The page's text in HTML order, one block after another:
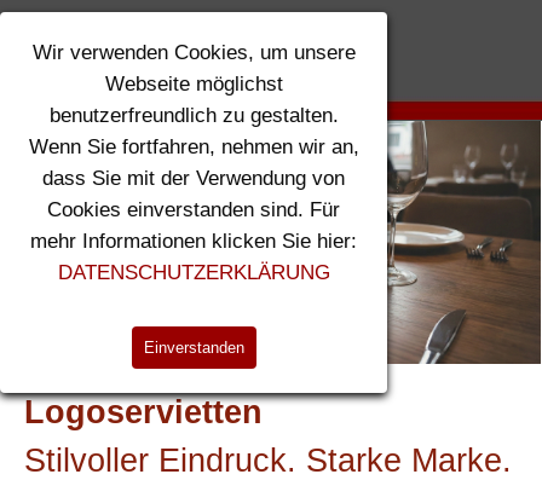
Wir verwenden Cookies, um unsere
Webseite möglichst
benutzerfreundlich zu gestalten.
Wenn Sie fortfahren, nehmen wir an,
dass Sie mit der Verwendung von
Cookies einverstanden sind. Für
mehr Informationen klicken Sie hier:
DATENSCHUTZERKLÄRUNG
Einverstanden
Direkt zum Seiteninhalt
Menü überspringen
Logoservietten
Stilvoller Eindruck. Starke Marke.